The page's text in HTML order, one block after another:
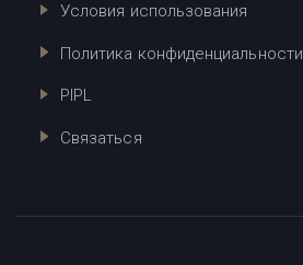
Условия использования
Политика конфиденциальности
PIPL
Связаться